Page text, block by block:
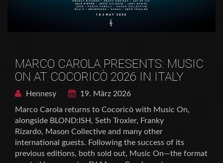
MARCO CAROLA PRESENTS: MUSIC
ON AT COCORICÒ 2026 IN ITALY
Hennesy
19. März 2026
Marco Carola returns to Cocoricò with Music On,
alongside BLOND:ISH, Seth Troxler, Franky
Rizardo, Mason Collective and many other
international guests. Following the success of its
previous editions, both sold out, Music On—the format